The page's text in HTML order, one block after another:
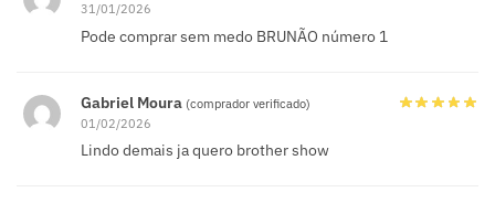
31/01/2026
Pode comprar sem medo BRUNÃO número 1
Gabriel Moura (comprador verificado)
01/02/2026
Lindo demais ja quero brother show